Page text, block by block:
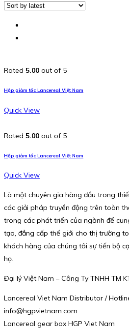
Rated 5.00 out of 5
Hộp giảm tốc Lancereal Việt Nam
Quick View
Rated 5.00 out of 5
Hộp giảm tốc Lancereal Việt Nam
Quick View
Là một chuyên gia hàng đầu trong
các giải pháp truyền động trên toàn
trong các phát triển của ngành để
tạo, đẳng cấp thế giới cho thị trường
khách hàng của chúng tôi sự tiến bộ
họ.
Đại lý Việt Nam – Công Ty TNHH TM
Lancereal Viet Nam Distributor /
info@hgpvietnam.com
Lancereal gear box HGP Viet Nam